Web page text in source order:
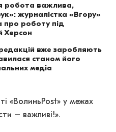
робота важлива,
журналістка «Вгору»
роботу під
Херсон
вже заробляють
станом його
медіа
«ВолиньPost» у межах
– важливі!».